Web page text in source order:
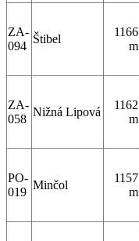
ZA-
094
Štibel
1166
m
ZA-
058
Nižná Lipová
1162
m
PO-
019
Minčol
1157
m